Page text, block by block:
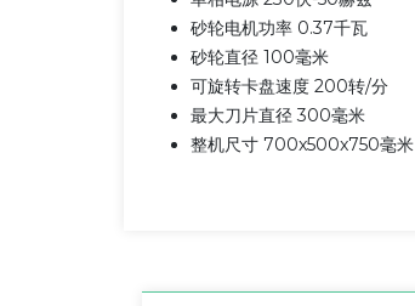
砂轮电机功率 0.37千瓦
砂轮直径 100毫米
可旋转卡盘速度 200转/分
最大刀片直径 300毫米
整机尺寸 700x500x750毫米